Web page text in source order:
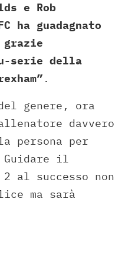
e Rob
ha guadagnato
serie della
.
genere, ora
davvero
persona per
Guidare il
2 al successo non
ma sarà